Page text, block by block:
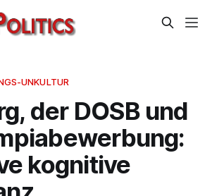
UNKULTUR
der DOSB und
kognitive